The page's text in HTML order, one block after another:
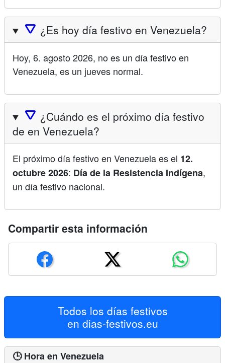
🛆 ¿Es hoy día festivo en Venezuela?
Hoy, 6. agosto 2026, no es un día festivo en
Venezuela, es un jueves normal.
🛆 ¿Cuándo es el próximo día festivo
de en Venezuela?
El próximo día festivo en Venezuela es el 12.
octubre 2026: Día de la Resistencia Indígena,
un día festivo nacional.
Compartir esta información
Todos los días festivos
en dias-festivos.eu
🕒 Hora en Venezuela